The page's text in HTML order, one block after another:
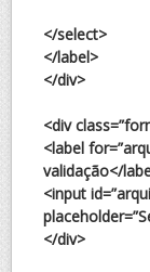
</select>
</label>
</div>
<div
<label
validação</
<input
</div>